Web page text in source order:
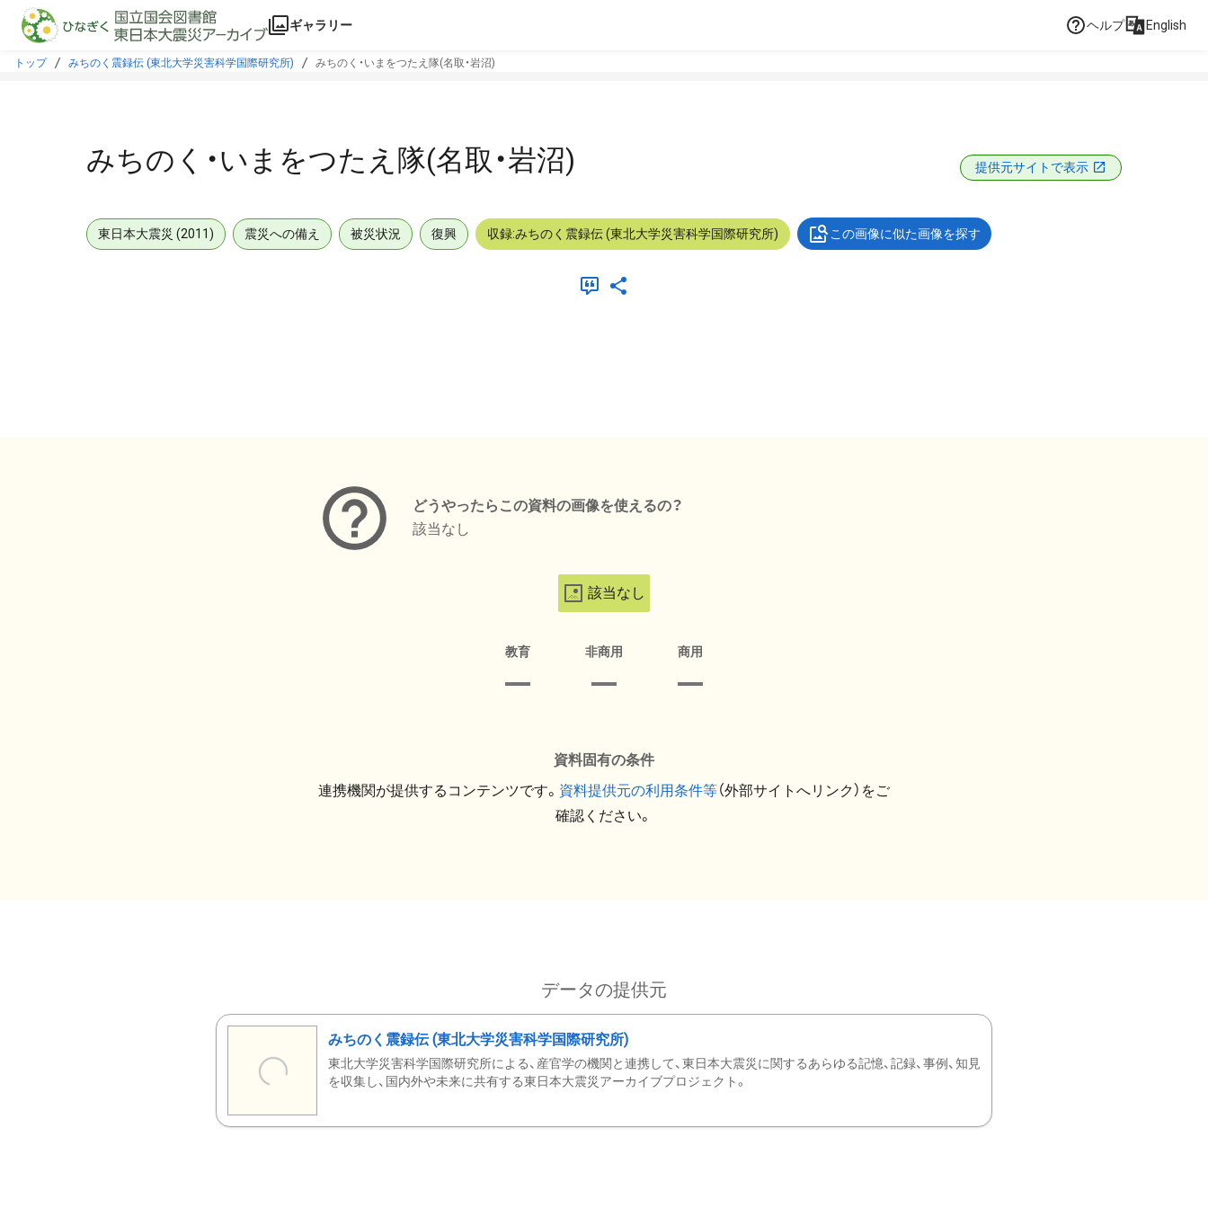
本文に飛ぶ
ギャラリー ヘルプ English
トップ みちのく震録伝 (東北大学災害科学国際研究所) みちのく・いまをつたえ隊(名取・岩沼)
みちのく・いまをつたえ隊(名取・岩沼) 提供元サイトで表示
東日本大震災 (2011) 震災への備え 被災状況 復興 収録:みちのく震録伝 (東北大学災害科学国際研究所) この画像に似た画像を探す
どうやったらこの資料の画像を使えるの？
該当なし
該当なし
教育 非商用 商用
資料固有の条件
連携機関が提供するコンテンツです。 資料提供元の利用条件等（外部サイトへリンク）をご
確認ください。
データの提供元
みちのく震録伝 (東北大学災害科学国際研究所)
東北大学災害科学国際研究所による、産官学の機関と連携して、東日本大震災に関するあらゆる記憶、記録、事例、知見
を収集し、国内外や未来に共有する東日本大震災アーカイブプロジェクト。